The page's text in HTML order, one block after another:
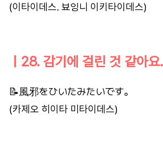
(이타이데스. 뵤잉니 이키타이데스)
ㅣ28. 감기에 걸린 것 같아요.
📝風邪をひいたみたいです。
(카제오 히이타 미타이데스)